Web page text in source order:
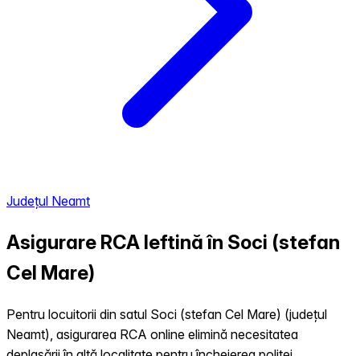
Județul Neamt
Asigurare RCA Ieftină în Soci (stefan
Cel Mare)
Pentru locuitorii din satul Soci (stefan Cel Mare) (județul
Neamt), asigurarea RCA online elimină necesitatea